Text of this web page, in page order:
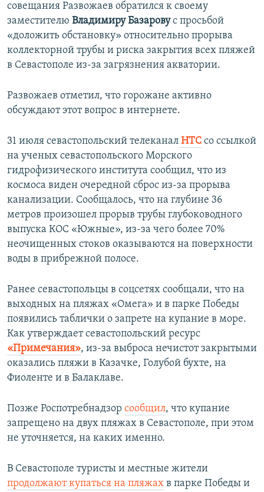
совещания Развожаев обратился к своему
заместителю Владимиру Базаровус просьбой
«доложить обстановку» относительно прорыва
коллекторной трубы и риска закрытия всех пляжей
в Севастополе из-за загрязнения акватории.
Развожаев отметил, что горожане активно
обсуждают этот вопрос в интернете.
31 июля севастопольский телеканал НТС со ссылкой
на ученых севастопольского Морского
гидрофизического института сообщил, что из
космоса виден очередной сброс из-за прорыва
канализации. Сообщалось, что на глубине 36
метров произошел прорыв трубы глубоководного
выпуска КОС «Южные», из-за чего более 70%
неочищенных стоков оказываются на поверхности
воды в прибрежной полосе.
Ранее севастопольцы в соцсетях сообщали, что на
выходных на пляжах «Омега» и в парке Победы
появились таблички о запрете на купание в море.
Как утверждает севастопольский ресурс
«Примечания», из-за выброса нечистот закрытыми
оказались пляжи в Казачке, Голубой бухте, на
Фиоленте и в Балаклаве.
Позже Роспотребнадзор сообщил, что купание
запрещено на двух пляжах в Севастополе, при этом
не уточняется, на каких именно.
В Севастополе туристы и местные жители
продолжают купаться на пляжах в парке Победы и